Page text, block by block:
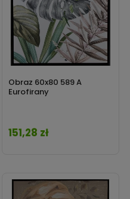
Obraz 60x80 589 A
Eurofirany
Cena
151,28 zł